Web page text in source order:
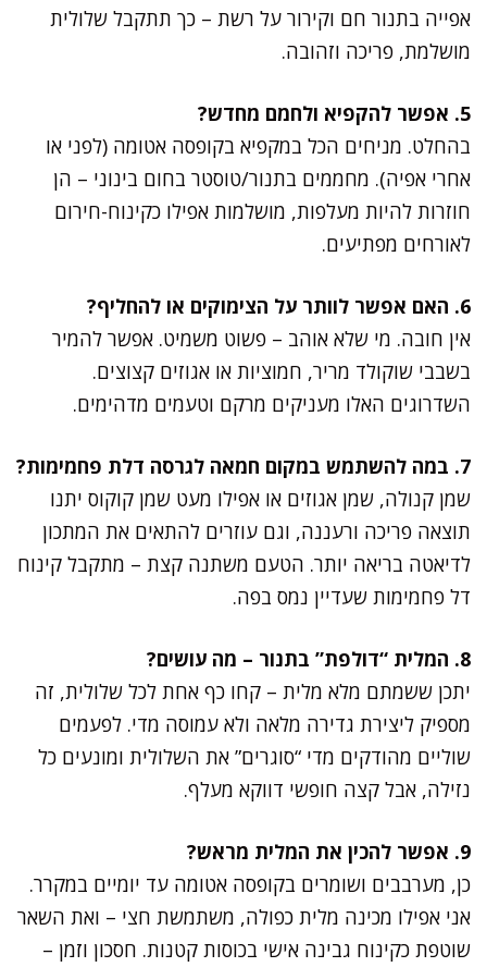
אפייה בתנור חם וקירור על רשת – כך תתקבל שלולית
מושלמת, פריכה וזהובה.
5. אפשר להקפיא ולחמם מחדש?
בהחלט. מניחים הכל במקפיא בקופסה אטומה (לפני או
אחרי אפיה). מחממים בתנור/טוסטר בחום בינוני – הן
חוזרות להיות מעלפות, מושלמות אפילו כקינוח-חירום
לאורחים מפתיעים.
6. האם אפשר לוותר על הצימוקים או להחליף?
אין חובה. מי שלא אוהב – פשוט משמיט. אפשר להמיר
בשבבי שוקולד מריר, חמוציות או אגוזים קצוצים.
השדרוגים האלו מעניקים מרקם וטעמים מדהימים.
7. במה להשתמש במקום חמאה לגרסה דלת פחמימות?
שמן קנולה, שמן אגוזים או אפילו מעט שמן קוקוס יתנו
תוצאה פריכה ורעננה, וגם עוזרים להתאים את המתכון
לדיאטה בריאה יותר. הטעם משתנה קצת – מתקבל קינוח
דל פחמימות שעדיין נמס בפה.
8. המלית “דולפת” בתנור – מה עושים?
יתכן ששמתם מלא מלית – קחו כף אחת לכל שלולית, זה
מספיק ליצירת גדירה מלאה ולא עמוסה מדי. לפעמים
שוליים מהודקים מדי “סוגרים” את השלולית ומונעים כל
נזילה, אבל קצה חופשי דווקא מעלף.
9. אפשר להכין את המלית מראש?
כן, מערבבים ושומרים בקופסה אטומה עד יומיים במקרר.
אני אפילו מכינה מלית כפולה, משתמשת חצי – ואת השאר
שוטפת כקינוח גבינה אישי בכוסות קטנות. חסכון וזמן –